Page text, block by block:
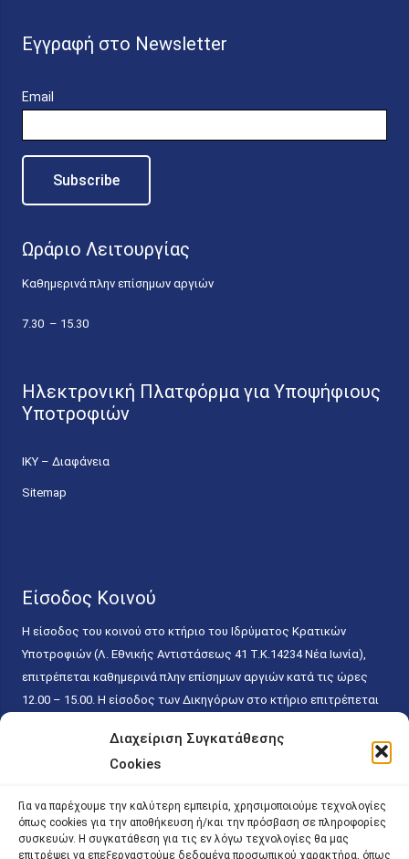
Διαχείριση Συγκατάθεσης
Cookies
Για να παρέχουμε την καλύτερη εμπειρία, χρησιμοποιούμε τεχνολογίες
όπως cookies για την αποθήκευση ή/και την πρόσβαση σε πληροφορίες
συσκευών. Η συγκατάθεση για τις εν λόγω τεχνολογίες θα μας
επιτρέψει να επεξεργαστούμε δεδομένα προσωπικού χαρακτήρα, όπως
Εγγραφή στο Newsletter
Email
Ωράριο Λειτουργίας
Καθημερινά πλην επίσημων αργιών
7.30 – 15.30
Ηλεκτρονική Πλατφόρμα για Υποψήφιους
Υποτροφιών
ΙΚΥ – Διαφάνεια
Sitemap
Είσοδος Κοινού
Η είσοδος του κοινού στο κτήριο του Ιδρύματος Κρατικών
Υποτροφιών (Λ. Εθνικής Αντιστάσεως 41 T.K.14234 Νέα Ιωνία),
επιτρέπεται καθημερινά πλην επίσημων αργιών κατά τις ώρες
12.00 – 15.00. Η είσοδος των Δικηγόρων στο κτήριο επιτρέπεται
κάθε εργάσιμη ημέρα και ώρα χωρίς κανέναν χρονικό ή άλλο
περιορισμό. Η είσοδος του κοινού ειδικά στο γραφείο του
15.00. Η εξυπηρέτηση του κοινού πραγματοποιείται βάσει των
παγίων ισχυουσών διατάξεων. Για την αποφυγή συνωστισμού